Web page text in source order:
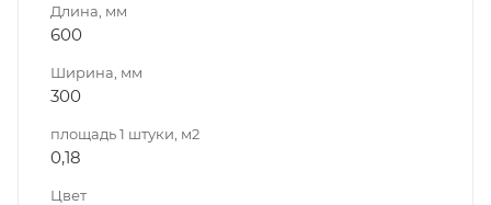
Длина, мм
600
Ширина, мм
300
площадь 1 штуки, м2
0,18
Цвет